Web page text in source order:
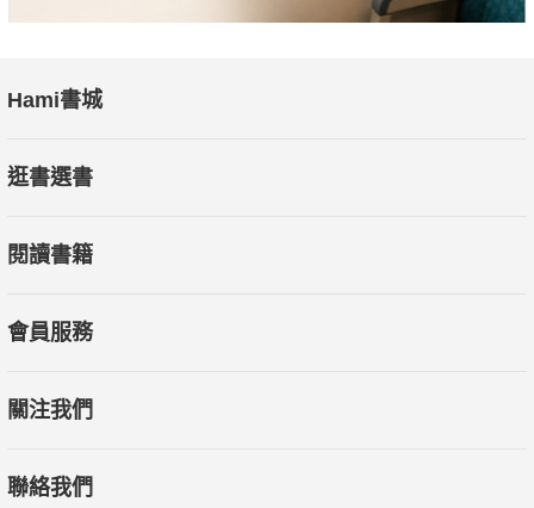
Hami書城
逛書選書
閱讀書籍
會員服務
關注我們
聯絡我們